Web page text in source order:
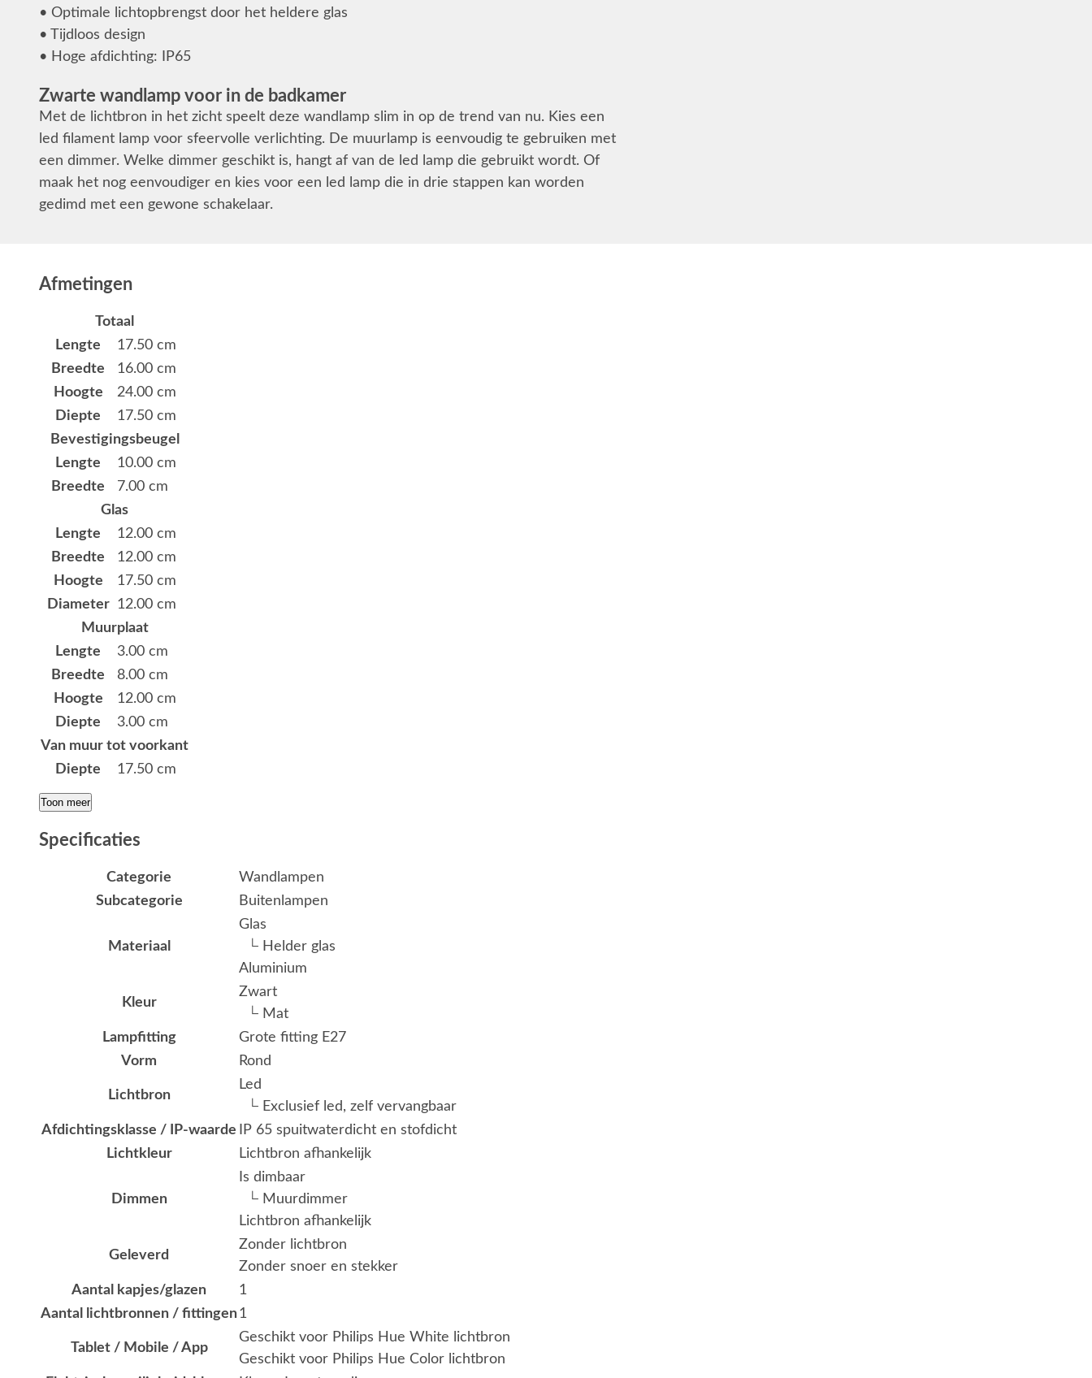
• Optimale lichtopbrengst door het heldere glas
• Tijdloos design
• Hoge afdichting: IP65
Zwarte wandlamp voor in de badkamer
Met de lichtbron in het zicht speelt deze wandlamp slim in op de trend van nu. Kies een
led filament lamp voor sfeervolle verlichting. De muurlamp is eenvoudig te gebruiken met
een dimmer. Welke dimmer geschikt is, hangt af van de led lamp die gebruikt wordt. Of
maak het nog eenvoudiger en kies voor een led lamp die in drie stappen kan worden
gedimd met een gewone schakelaar.
Afmetingen
Totaal
Lengte
17.50 cm
Breedte
16.00 cm
Hoogte
24.00 cm
Diepte
17.50 cm
Bevestigingsbeugel
Lengte
10.00 cm
Breedte
7.00 cm
Glas
Lengte
12.00 cm
Breedte
12.00 cm
Hoogte
17.50 cm
Diameter 12.00 cm
Muurplaat
Lengte
3.00 cm
Breedte
8.00 cm
Hoogte
12.00 cm
Diepte
3.00 cm
Van muur tot voorkant
Diepte
17.50 cm
Toon meer
Specificaties
Categorie
Wandlampen
Subcategorie
Buitenlampen
Materiaal
Glas
└ Helder glas
Aluminium
Kleur
Zwart
└ Mat
Lampfitting
Grote fitting E27
Vorm
Rond
Lichtbron
Led
└ Exclusief led, zelf vervangbaar
Afdichtingsklasse / IP-waarde
IP 65 spuitwaterdicht en stofdicht
Lichtkleur
Lichtbron afhankelijk
Dimmen
Is dimbaar
└ Muurdimmer
Lichtbron afhankelijk
Geleverd
Zonder lichtbron
Zonder snoer en stekker
Aantal kapjes/glazen
1
Aantal lichtbronnen / fittingen1
Tablet / Mobile / App
Geschikt voor Philips Hue White lichtbron
Geschikt voor Philips Hue Color lichtbron